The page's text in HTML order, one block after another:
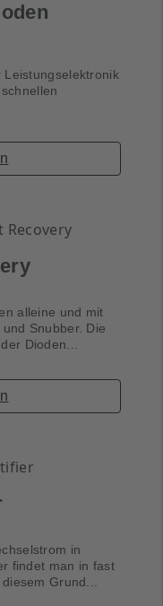
alleine und mit
Snubber. Die
Dioden...
in
findet man in fast
Grund...